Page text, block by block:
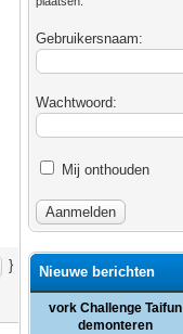
}
Gebruikersnaam:
Wachtwoord:
Mij onthouden
Nieuwe berichten
vork Challenge Taifun
demonteren